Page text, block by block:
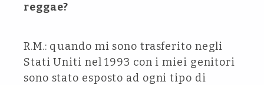
reggae?
R.M.: quando mi sono trasferito negli
Stati Uniti nel 1993 con i miei genitori
sono stato esposto ad ogni tipo di